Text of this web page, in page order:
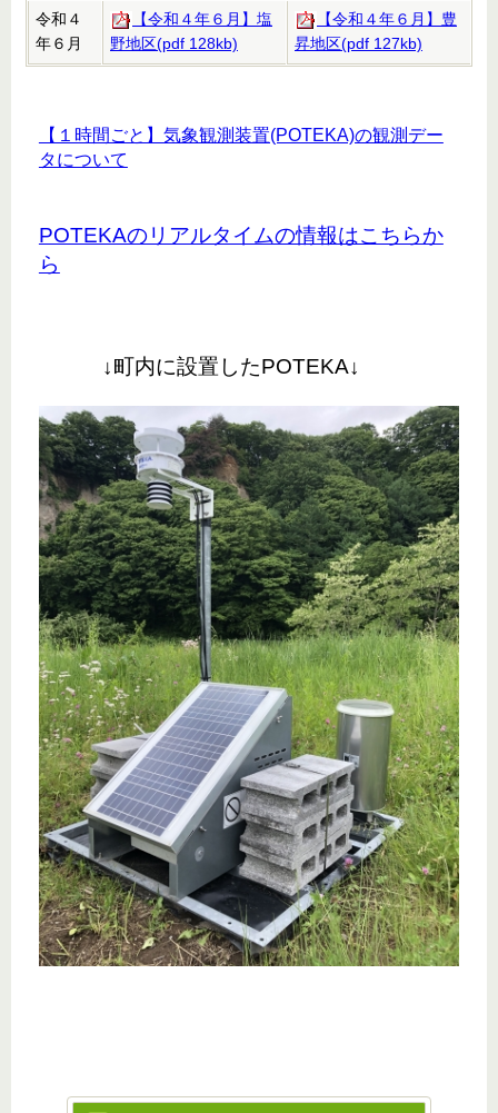
令和４
年６月
【令和４年６月】塩
野地区(pdf 128kb)
【令和４年６月】豊
昇地区(pdf 127kb)
【１時間ごと】気象観測装置(POTEKA)の観測デー
タについて
POTEKAのリアルタイムの情報はこちらか
ら
↓町内に設置したPOTEKA↓